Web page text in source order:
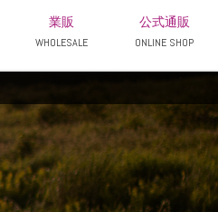
業販
WHOLESALE
公式通販
ONLINE SHOP